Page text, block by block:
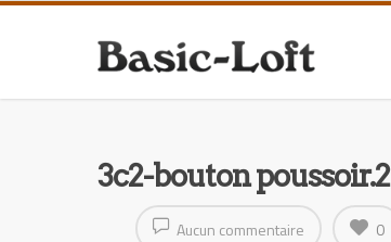
3c2-bouton poussoir.2
Aucun commentaire 0